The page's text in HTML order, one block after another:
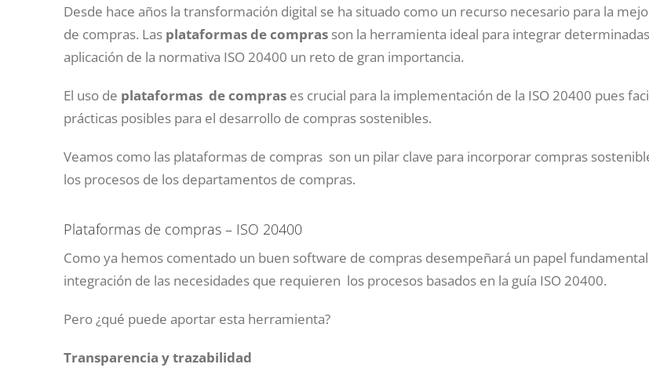
Desde hace años la transformación digital se ha situado como un recurso necesario para la
de compras. Las plataformas de comprasson la herramienta ideal para integrar
aplicación de la normativa ISO 20400 un reto de gran importancia.
El uso de plataformas de comprases crucial para la implementación de la ISO 20400 pues
prácticas posibles para el desarrollo de compras sostenibles.
Veamos como las plataformas de compras son un pilar clave para incorporar compras
los procesos de los departamentos de compras.
Plataformas de compras – ISO 20400
Como ya hemos comentado un buen software de compras desempeñará un papel
integración de las necesidades que requieren los procesos basados en la guía ISO 20400.
Pero ¿qué puede aportar esta herramienta?
Transparencia y trazabilidad